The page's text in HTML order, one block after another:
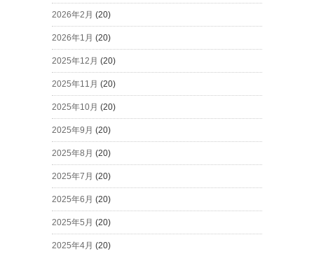
2026年2月 (20)
2026年1月 (20)
2025年12月 (20)
2025年11月 (20)
2025年10月 (20)
2025年9月 (20)
2025年8月 (20)
2025年7月 (20)
2025年6月 (20)
2025年5月 (20)
2025年4月 (20)